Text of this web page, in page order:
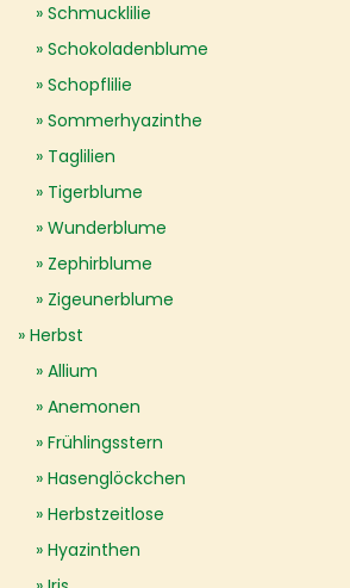
Schmucklilie
Schokoladenblume
Schopflilie
Sommerhyazinthe
Taglilien
Tigerblume
Wunderblume
Zephirblume
Zigeunerblume
Herbst
Allium
Anemonen
Frühlingsstern
Hasenglöckchen
Herbstzeitlose
Hyazinthen